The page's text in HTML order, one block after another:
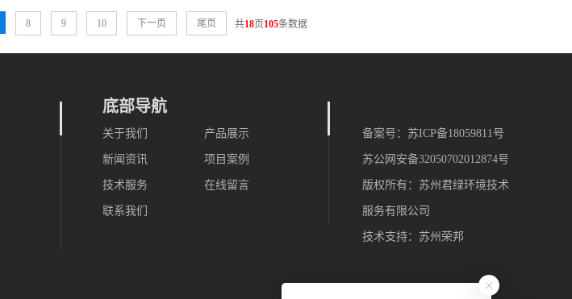
8 9 10 下一页 尾页 共18页105条数据
底部导航
关于我们 产品展示
新闻资讯 项目案例
技术服务 在线留言
联系我们
备案号： 苏ICP备18059811号
苏公网安备32050702012874号
版权所有：苏州君绿环境技术
服务有限公司
技术支持： 苏州荣邦